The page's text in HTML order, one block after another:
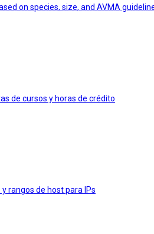
on species, size, and AVMA
de cursos y horas de crédito
rangos de host para IPs